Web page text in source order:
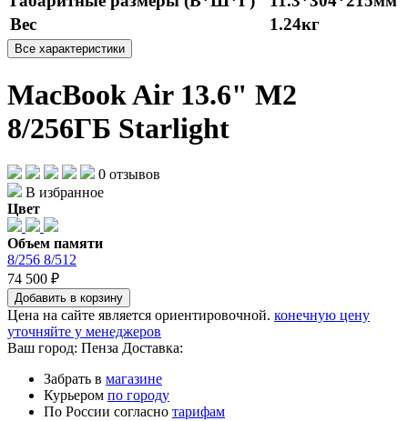
Вес
1.24кг
Все характеристики
MacBook Air 13.6" M2
8/256ГБ Starlight
0 отзывов
В избранное
Цвет
Объем памяти
8/256 8/512
74 500 ₽
Добавить в корзину
Цена на сайте является ориентировочной. конечную цену
уточняйте у менеджеров
Ваш город: Пенза Доставка:
Забрать в магазине
Курьером по городу
По России согласно тарифам